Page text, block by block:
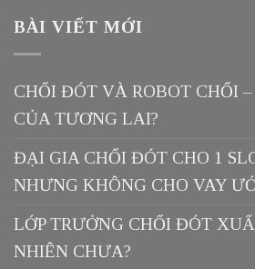
BÀI VIẾT MỚI
CHỔI ĐÓT VÀ ROBOT CHỔI
CỦA TƯƠNG LAI?
ĐẠI GIA CHỔI ĐÓT CHO 1
NHƯNG KHÔNG CHO VAY
LỚP TRƯỞNG CHỔI ĐÓT
NHIÊN CHƯA?